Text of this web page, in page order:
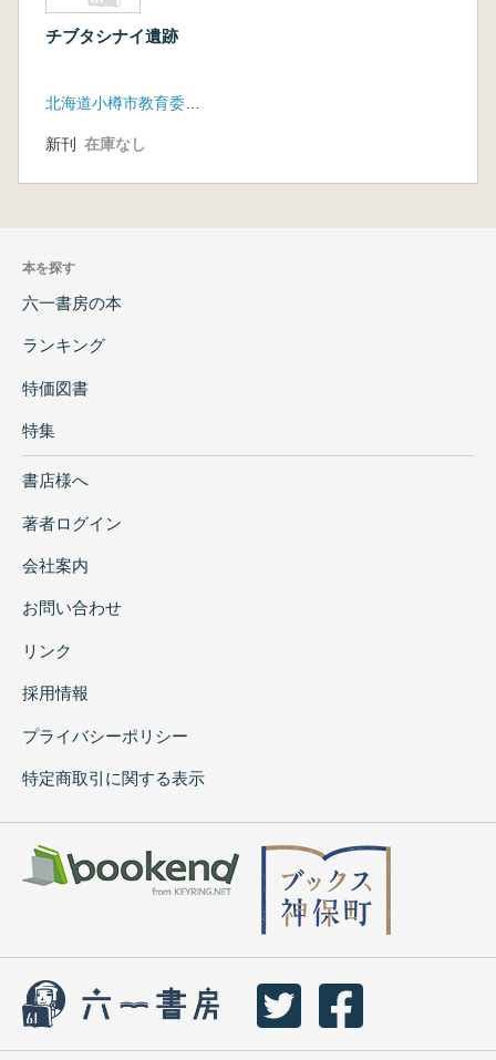
チブタシナイ遺跡
北海道小樽市教育委員会
新刊 在庫なし
本を探す
六一書房の本
ランキング
特価図書
特集
書店様へ
著者ログイン
会社案内
お問い合わせ
リンク
採用情報
プライバシーポリシー
特定商取引に関する表示